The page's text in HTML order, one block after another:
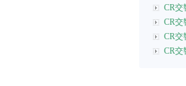
CR交
CR交
CR交
CR交